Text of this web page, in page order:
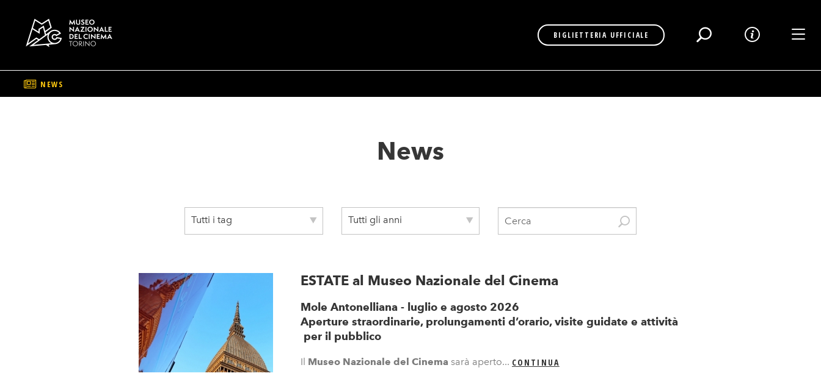
Salta
BIGLIETTERIA UFFICIALE
NEWS
News
Tutti i tag Tutti gli anni
ESTATE al Museo Nazionale del Cinema
Mole Antonelliana - luglio e agosto 2026
Aperture straordinarie, prolungamenti d’orario, visite guidate e attività
per il pubblico
Il Museo Nazionale del Cinema sarà aperto... CONTINUA